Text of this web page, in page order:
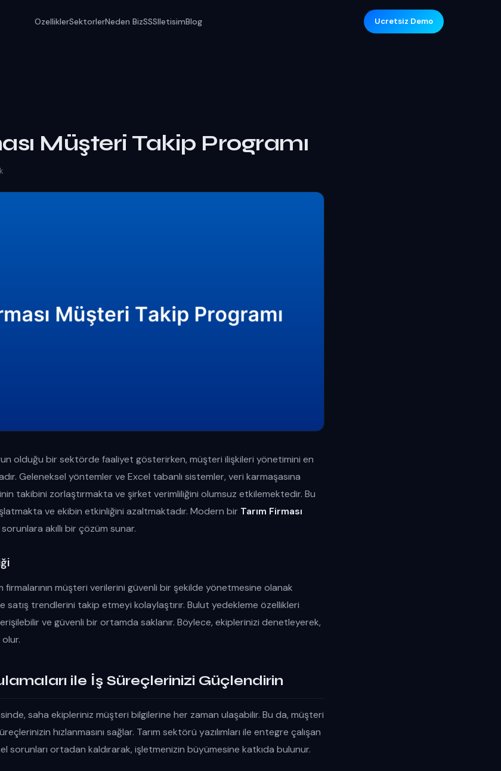
OzelliklerSektorlerNeden BizSSSIletisimBlog Ucretsiz Demo
Müşteri Takip Programı
olduğu bir sektörde faaliyet gösterirken, müşteri ilişkileri yönetimini en
Geleneksel yöntemler ve Excel tabanlı sistemler, veri karmaşasına
takibini zorlaştırmakta ve şirket verimliliğini olumsuz etkilemektedir. Bu
ve ekibin etkinliğini azaltmaktadır. Modern bir Tarım Firması
akıllı bir çözüm sunar.
firmalarının müşteri verilerini güvenli bir şekilde yönetmesine olanak
satış trendlerini takip etmeyi kolaylaştırır. Bulut yedekleme özellikleri
ve güvenli bir ortamda saklanır. Böylece, ekiplerinizi denetleyerek,
olur.
ile İş Süreçlerinizi Güçlendirin
saha ekipleriniz müşteri bilgilerine her zaman ulaşabilir. Bu da, müşteri
hızlanmasını sağlar. Tarım sektörü yazılımları ile entegre çalışan
sorunları ortadan kaldırarak, işletmenizin büyümesine katkıda bulunur.